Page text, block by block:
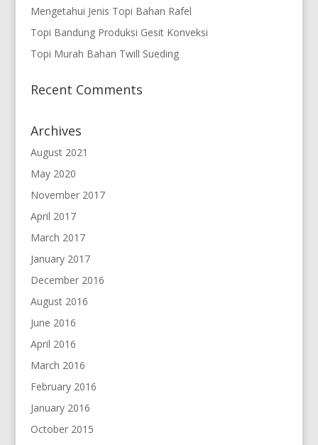
Mengetahui Jenis Topi Bahan Rafel
Topi Bandung Produksi Gesit Konveksi
Topi Murah Bahan Twill Sueding
Recent Comments
Archives
August 2021
May 2020
November 2017
April 2017
March 2017
January 2017
December 2016
August 2016
June 2016
April 2016
March 2016
February 2016
January 2016
October 2015